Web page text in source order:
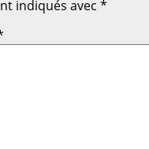
indiqués avec *